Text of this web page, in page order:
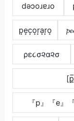
dǝɔoɹɐɹo
p͙e͙c͙o͙r͙a͙r͙o͙
ρε૮σ૨α૨σ
『p』『e』